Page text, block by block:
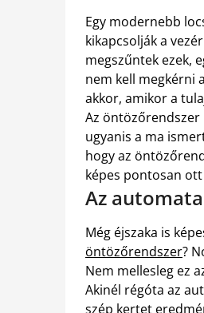
Egy modernebb
kikapcsolják a
megszűntek ezek,
nem kell megkérni
akkor, amikor a
Az öntözőrendszer
ugyanis a ma
hogy az
képes pontosan
Az
Még éjszaka is
öntözőrendszer?
Nem mellesleg ez
Akinél régóta az
szép kertet